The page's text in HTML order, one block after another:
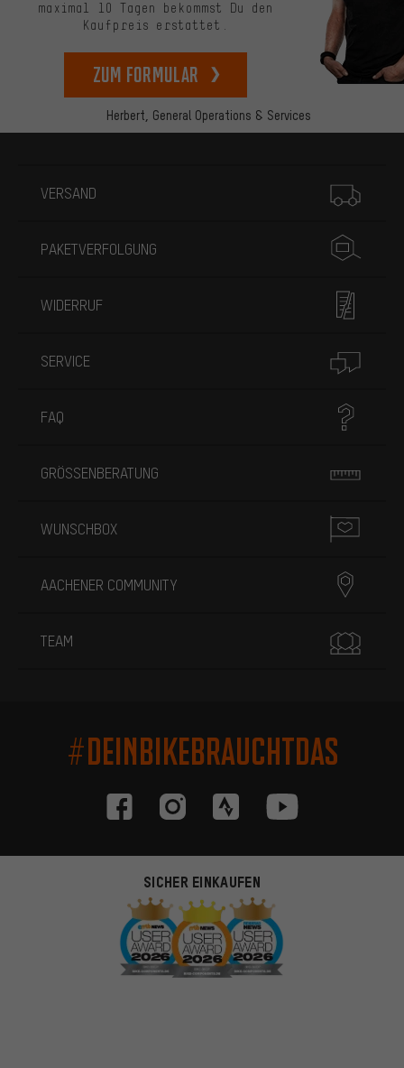
Herbert, General Operations & Services
maximal 10 Tagen bekommst Du den
Kaufpreis erstattet.
zum Formular
VERSAND
PAKETVERFOLGUNG
WIDERRUF
SERVICE
FAQ
GRÖSSENBERATUNG
WUNSCHBOX
AACHENER COMMUNITY
TEAM
#DEINBIKEBRAUCHTDAS
SICHER EINKAUFEN